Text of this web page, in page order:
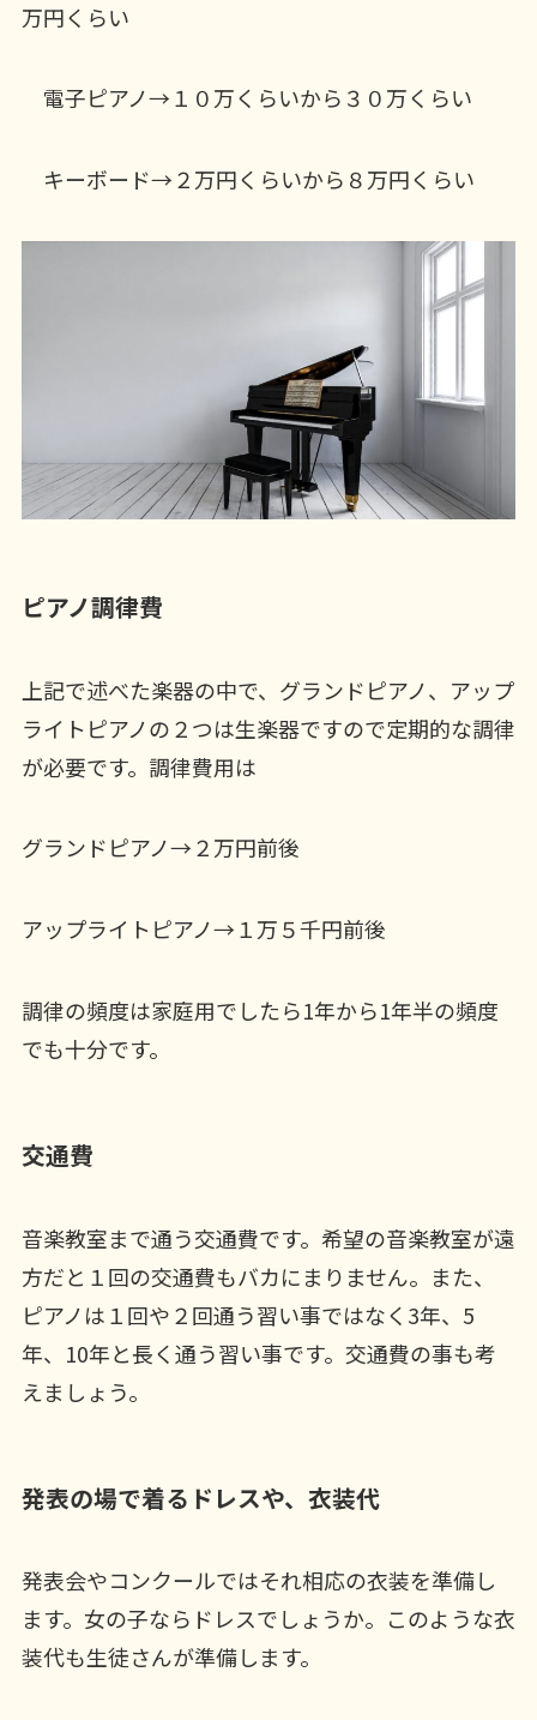
万円くらい
電子ピアノ→１０万くらいから３０万くらい
キーボード→２万円くらいから８万円くらい
ピアノ調律費
上記で述べた楽器の中で、グランドピアノ、アップ
ライトピアノの２つは生楽器ですので定期的な調律
が必要です。調律費用は
グランドピアノ→２万円前後
アップライトピアノ→１万５千円前後
調律の頻度は家庭用でしたら1年から1年半の頻度
でも十分です。
交通費
音楽教室まで通う交通費です。希望の音楽教室が遠
方だと１回の交通費もバカにまりません。また、
ピアノは１回や２回通う習い事ではなく3年、5
年、10年と長く通う習い事です。交通費の事も考
えましょう。
発表の場で着るドレスや、衣装代
発表会やコンクールではそれ相応の衣装を準備し
ます。女の子ならドレスでしょうか。このような衣
装代も生徒さんが準備します。